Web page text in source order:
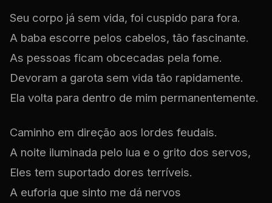
Seu corpo já sem vida, foi cuspido para fora.
A baba escorre pelos cabelos, tão fascinante.
As pessoas ficam obcecadas pela fome.
Devoram a garota sem vida tão rapidamente.
Ela volta para dentro de mim permanentemente.
Caminho em direção aos lordes feudais.
A noite iluminada pelo lua e o grito dos servos,
Eles tem suportado dores terríveis.
A euforia que sinto me dá nervos